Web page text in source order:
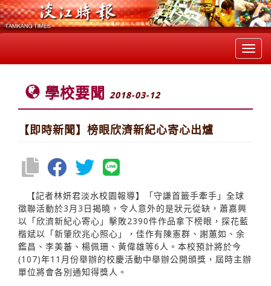
學校要聞 2018-03-12
【即時新聞】榜眼欣濟新紀心寄心出爐
【記者林妍君淡水校園報導】「守謙首籤手牽手」全球
徵聯活動於3月3日揭曉，令人意外的是狀元從缺，蕭嘉興
以「欣濟新紀心寄心」擊敗2390件作品拿下榜眼，探花藍
楷斌以「新肇欣兆心照心」，佳作有陳憲群、謝蕙如、余
鑑昌、李美蕃、楊佩珊、黃偉雄等6人。本校預計將於今
(107)年11月份舉辦的校慶活動中舉辦公開頒獎，屆時主辦
單位將會各別通知得獎人。